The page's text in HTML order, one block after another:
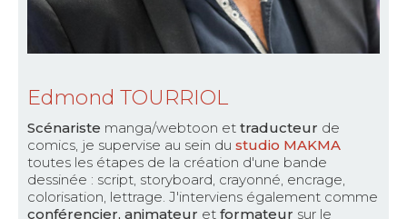
Edmond TOURRIOL
Scénariste manga/webtoon et traducteur de
comics, je supervise au sein du studio MAKMA
toutes les étapes de la création d'une bande
dessinée : script, storyboard, crayonné, encrage,
colorisation, lettrage. J'interviens également comme
conférencier, animateur et formateur sur le